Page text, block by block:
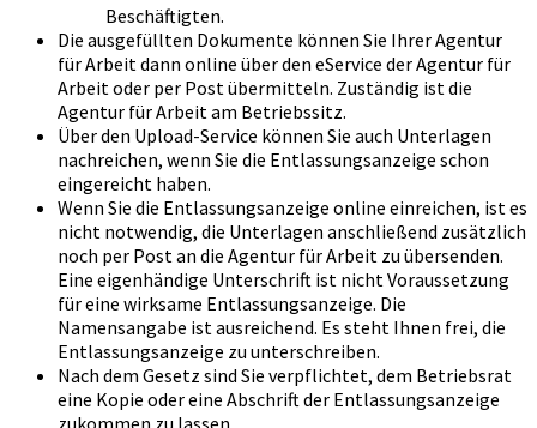
Beschäftigten.
Die ausgefüllten Dokumente können Sie Ihrer Agentur
für Arbeit dann online über den eService der Agentur für
Arbeit oder per Post übermitteln. Zuständig ist die
Agentur für Arbeit am Betriebssitz.
Über den Upload-Service können Sie auch Unterlagen
nachreichen, wenn Sie die Entlassungsanzeige schon
eingereicht haben.
Wenn Sie die Entlassungsanzeige online einreichen, ist es
nicht notwendig, die Unterlagen anschließend zusätzlich
noch per Post an die Agentur für Arbeit zu übersenden.
Eine eigenhändige Unterschrift ist nicht Voraussetzung
für eine wirksame Entlassungsanzeige. Die
Namensangabe ist ausreichend. Es steht Ihnen frei, die
Entlassungsanzeige zu unterschreiben.
Nach dem Gesetz sind Sie verpflichtet, dem Betriebsrat
eine Kopie oder eine Abschrift der Entlassungsanzeige
zukommen zu lassen.